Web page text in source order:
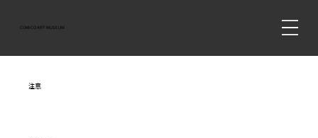
COMICO ART MUSEUM
注意